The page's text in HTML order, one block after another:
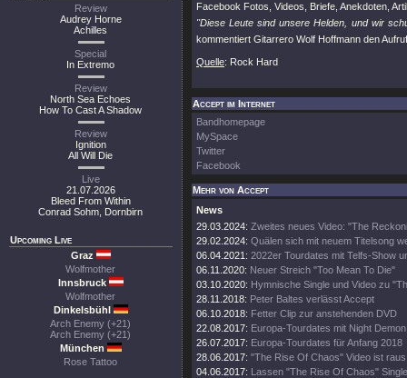
Review
Audrey Horne
Achilles
Special
In Extremo
Review
North Sea Echoes
How To Cast A Shadow
Review
Ignition
All Will Die
Live
21.07.2026
Bleed From Within
Conrad Sohm, Dornbirn
Upcoming Live
Graz
Wolfmother
Innsbruck
Wolfmother
Dinkelsbühl
Arch Enemy (+21)
Arch Enemy (+21)
München
Rose Tattoo
Facebook Fotos, Videos, Briefe, Anekdoten,
"Diese Leute sind unsere Helden, und wir
kommentiert Gitarrero Wolf Hoffmann den
Quelle: Rock Hard
Accept im Internet
Bandhomepage
MySpace
Twitter
Facebook
Mehr von Accept
News
29.03.2024: Zweites neues Video: "The
29.02.2024: Quälen sich mit neuem Titelsong
06.04.2021: 2022er Tourdates mit Telfs-Show
06.11.2020: Neuer Streich "Too Mean To Die"
03.10.2020: Hymnische Single und Video zu
28.11.2018: Peter Baltes verlässt Accept
06.10.2018: Fetter Clip zur anstehenden DVD
22.08.2017: Europa-Tourdates mit Night Demon
26.07.2017: Europa-Tourdates für Anfang 2018
28.06.2017: "The Rise Of Chaos" Video ist
04.06.2017: Lassen "The Rise Of Chaos"